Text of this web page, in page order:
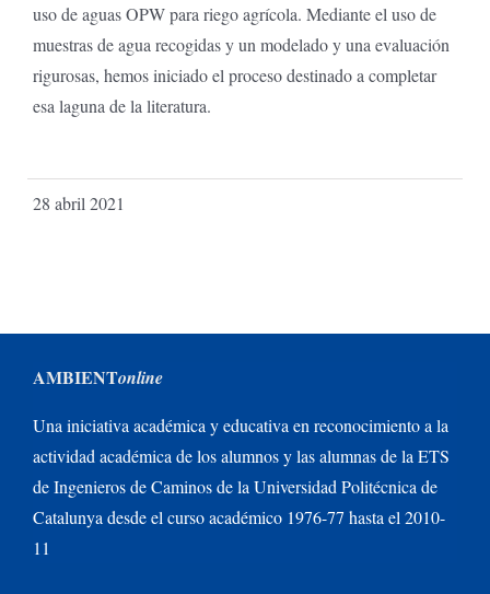
uso de aguas OPW para riego agrícola. Mediante el uso de
muestras de agua recogidas y un modelado y una evaluación
rigurosas, hemos iniciado el proceso destinado a completar
esa laguna de la literatura.
28 abril 2021
AMBIENTonline
Una iniciativa académica y educativa en reconocimiento a la
actividad académica de los alumnos y las alumnas de la ETS
de Ingenieros de Caminos de la Universidad Politécnica de
Catalunya desde el curso académico 1976-77 hasta el 2010-
11